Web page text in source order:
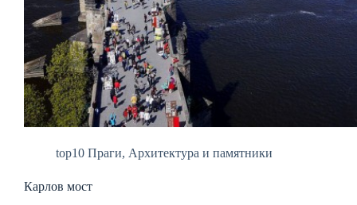
top10 Праги, Архитектура и памятники
Карлов мост